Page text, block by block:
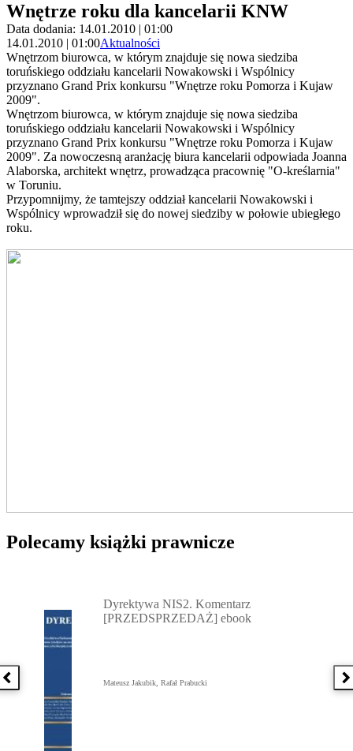
Wnętrze roku dla kancelarii KNW
Data dodania: 14.01.2010 | 01:00
14.01.2010 | 01:00Aktualności
Wnętrzom biurowca, w którym znajduje się nowa siedziba
toruńskiego oddziału kancelarii Nowakowski i Wspólnicy
przyznano Grand Prix konkursu "Wnętrze roku Pomorza i Kujaw
2009".
Wnętrzom biurowca, w którym znajduje się nowa siedziba
toruńskiego oddziału kancelarii Nowakowski i Wspólnicy
przyznano Grand Prix konkursu "Wnętrze roku Pomorza i Kujaw
2009". Za nowoczesną aranżację biura kancelarii odpowiada Joanna
Alaborska, architekt wnętrz, prowadząca pracownię "O-kreślarnia"
w Toruniu.
Przypomnijmy, że tamtejszy oddział kancelarii Nowakowski i
Wspólnicy wprowadził się do nowej siedziby w połowie ubiegłego
roku.
Polecamy książki prawnicze
Poprzednia książka
Dyrektywa NIS2. Komentarz
[PRZEDSPRZEDAŻ] ebook
Mateusz Jakubik, Rafał Prabucki